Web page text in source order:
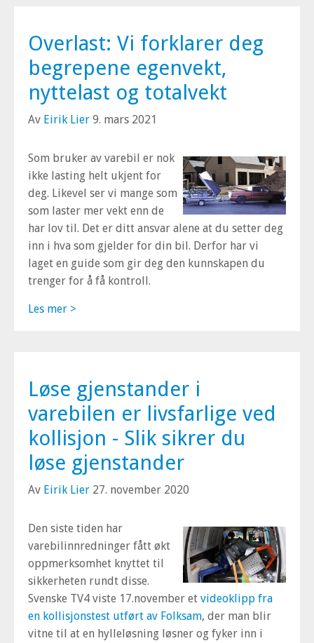
Overlast: Vi forklarer deg
begrepene egenvekt,
nyttelast og totalvekt
Av Eirik Lier 9. mars 2021
Som bruker av varebil er nok
ikke lasting helt ukjent for
deg. Likevel ser vi mange som
som laster mer vekt enn de
har lov til. Det er ditt ansvar alene at du setter deg
inn i hva som gjelder for din bil. Derfor har vi
laget en guide som gir deg den kunnskapen du
trenger for å få kontroll.
Les mer >
Løse gjenstander i
varebilen er livsfarlige ved
kollisjon - Slik sikrer du
løse gjenstander
Av Eirik Lier 27. november 2020
Den siste tiden har
varebilinnredninger fått økt
oppmerksomhet knyttet til
sikkerheten rundt disse.
Svenske TV4 viste 17.november et videoklipp fra
en kollisjonstest utført av Folksam, der man blir
vitne til at en hylleløsning løsner og fyker inn i